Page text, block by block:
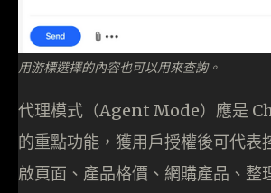
用游標選擇的內容也可以用來查詢。
代理模式（Agent Mode）應是
的重點功能，獲用戶授權後可代表
啟頁面、產品格價、網購產品、整